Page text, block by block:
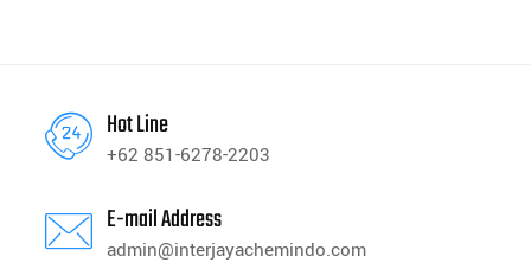
Hot Line
+62 851-6278-2203
E-mail Address
admin@interjayachemindo.com